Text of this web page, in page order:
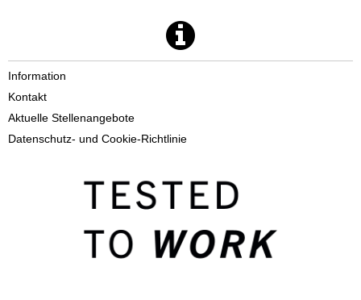
Information
Kontakt
Aktuelle Stellenangebote
Datenschutz- und Cookie-Richtlinie